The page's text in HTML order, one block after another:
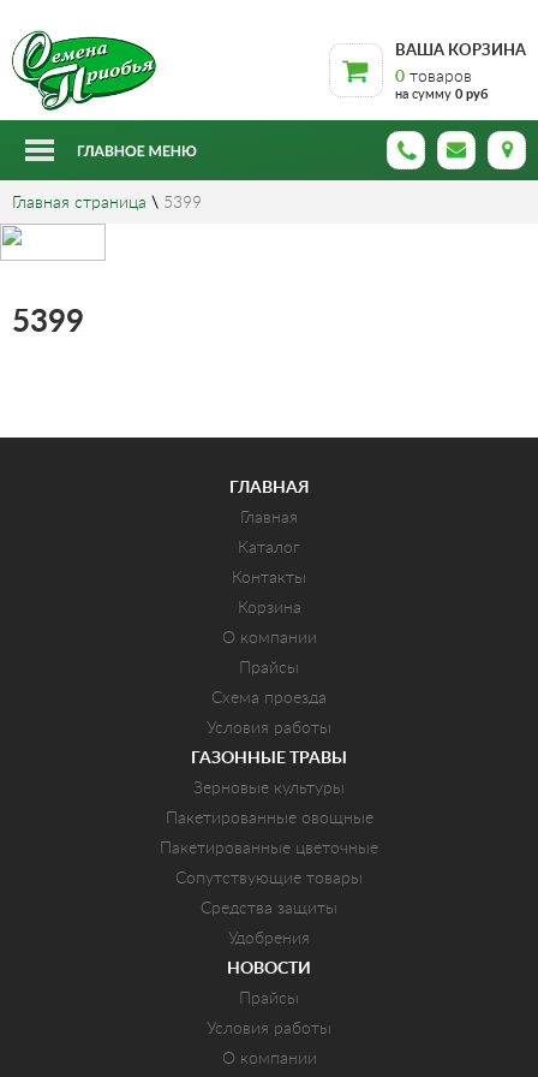
ВАША КОРЗИНА
0 товаров
на сумму 0 руб
Главная страница \ 5399
5399
ГЛАВНАЯ
Главная
Каталог
Контакты
Корзина
О компании
Прайсы
Схема проезда
Условия работы
ГАЗОННЫЕ ТРАВЫ
Зерновые культуры
Пакетированные овощные
Пакетированные цветочные
Сопутствующие товары
Средства защиты
Удобрения
НОВОСТИ
Прайсы
Условия работы
О компании